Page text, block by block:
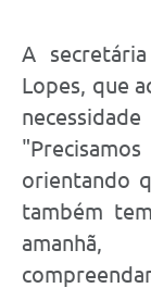
A
Lopes, que
orientando
também
amanhã,